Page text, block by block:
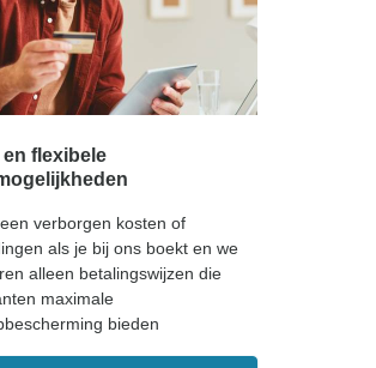
en flexibele
verborgen kosten of
als je bij ons boekt en we
alleen betalingswijzen die
maximale
bieden